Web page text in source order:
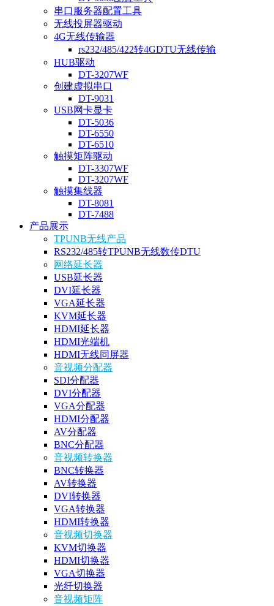
串口服务器配置工具
无线投屏器驱动
4G无线传输器
rs232/485/422转4GDTU无线传输
HUB驱动
DT-3207WF
创建虚拟串口
DT-9031
USB网卡显卡
DT-5036
DT-6550
DT-6510
触摸矩阵驱动
DT-3307WF
DT-3207WF
触摸集线器
DT-8081
DT-7488
产品展示
TPUNB无线产品
RS232/485转TPUNB无线数传DTU
网络延长器
USB延长器
DVI延长器
VGA延长器
KVM延长器
HDMI延长器
HDMI光端机
HDMI无线同屏器
音视频分配器
SDI分配器
DVI分配器
VGA分配器
HDMI分配器
AV分配器
BNC分配器
音视频转换器
BNC转换器
AV转换器
DVI转换器
VGA转换器
HDMI转换器
音视频切换器
KVM切换器
HDMI切换器
VGA切换器
光纤切换器
音视频矩阵